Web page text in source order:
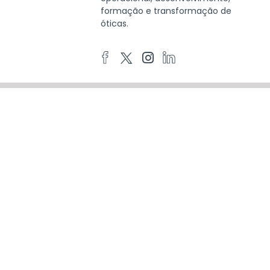
formação e transformação de
óticas.